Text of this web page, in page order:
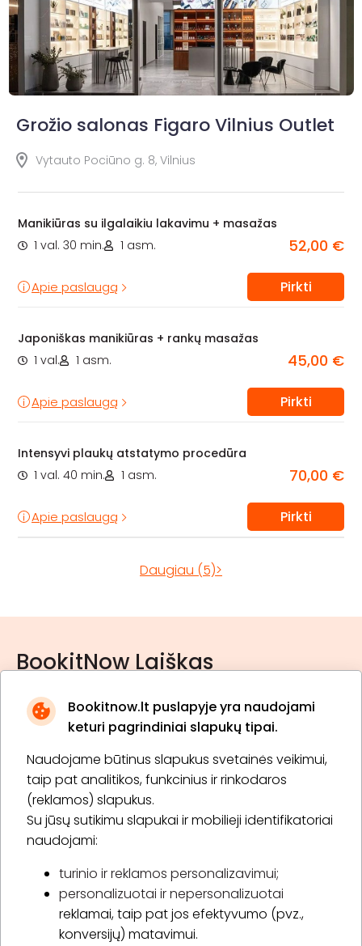
Bookitnow.lt puslapyje yra naudojami
keturi pagrindiniai slapukų tipai.
Naudojame būtinus slapukus svetainės veikimui,
taip pat analitikos, funkcinius ir rinkodaros
(reklamos) slapukus.
Su jūsų sutikimu slapukai ir mobilieji identifikatoriai
naudojami:
turinio ir reklamos personalizavimui;
personalizuotai ir nepersonalizuotai
reklamai, taip pat jos efektyvumo (pvz.,
konversijų) matavimui.
Grožio salonas Figaro Vilnius Outlet
Vytauto Pociūno g. 8, Vilnius
Manikiūras su ilgalaikiu lakavimu + masažas
1 val. 30 min.
1 asm. 52,00 €
Apie paslaugą Pirkti
Japoniškas manikiūras + rankų masažas
1 val.
1 asm. 45,00 €
Apie paslaugą Pirkti
Intensyvi plaukų atstatymo procedūra
1 val. 40 min.
1 asm. 70,00 €
Apie paslaugą Pirkti
Daugiau (5)>
BookitNow Laiškas
* Susipažinau su privatumo politika
Prenumeruoti
Apie „BookitNow“